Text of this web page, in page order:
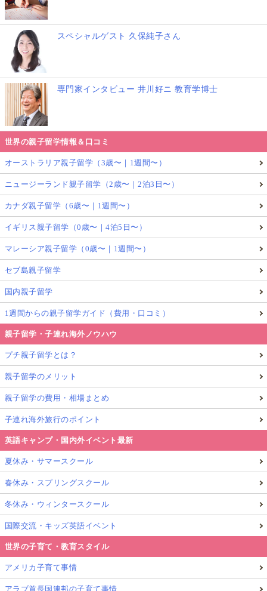
スペシャルゲスト 久保純子さん
専門家インタビュー 井川好ニ 教育学博士
世界の親子留学情報＆口コミ
オーストラリア親子留学（3歳〜｜1週間〜）
ニュージーランド親子留学（2歳〜｜2泊3日〜）
カナダ親子留学（6歳〜｜1週間〜）
イギリス親子留学（0歳〜｜4泊5日〜）
マレーシア親子留学（0歳〜｜1週間〜）
セブ島親子留学
国内親子留学
1週間からの親子留学ガイド（費用・口コミ）
親子留学・子連れ海外ノウハウ
プチ親子留学とは？
親子留学のメリット
親子留学の費用・相場まとめ
子連れ海外旅行のポイント
英語キャンプ・国内外イベント最新
夏休み・サマースクール
春休み・スプリングスクール
冬休み・ウィンタースクール
国際交流・キッズ英語イベント
世界の子育て・教育スタイル
アメリカ子育て事情
アラブ首長国連邦の子育て事情